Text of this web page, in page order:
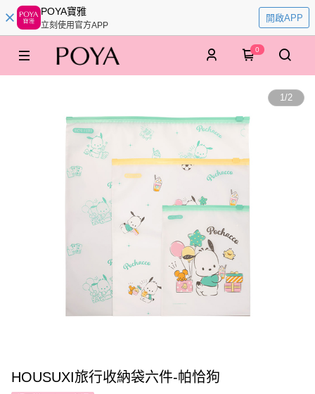
POYA寶雅
立刻使用官方APP
開啟APP
0
1/2
HOUSUXI旅行收納袋六件-帕恰狗